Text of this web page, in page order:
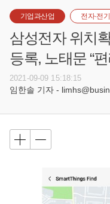
기업과산업 전자·전
삼성전자 위치
등록, 노태문 “
2021-09-09 15:18:15
임한솔 기자 -